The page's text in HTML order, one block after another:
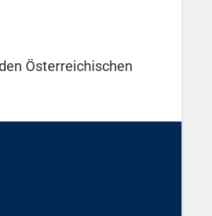
Österreichischen